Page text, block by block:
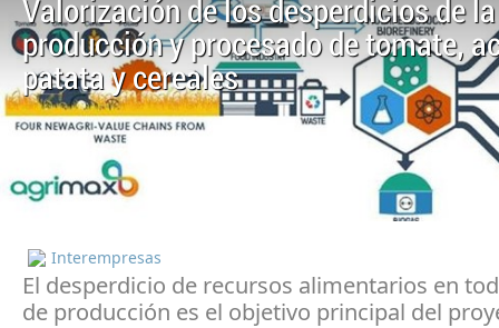
Valorización de los desperdicios de la
producción y procesado de tomate,
patata y cereales
Interempresas
El desperdicio de recursos alimentarios en
de producción es el objetivo principal del